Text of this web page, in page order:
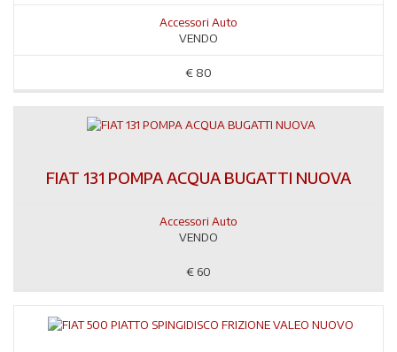
Accessori Auto
VENDO
€ 80
FIAT 131 POMPA ACQUA BUGATTI NUOVA
Accessori Auto
VENDO
€ 60